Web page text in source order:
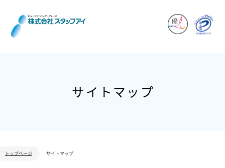
サイトマップ
トップページ サイトマップ